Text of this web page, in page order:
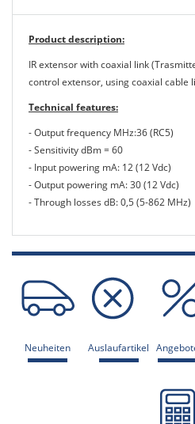
Product description:
IR extensor with coaxial link
control extensor, using coaxial cable
Technical features:
- Output frequency MHz:36 (RC5)
- Sensitivity dBm = 60
- Input powering mA: 12 (12 Vdc)
- Output powering mA: 30 (12 Vdc)
- Through losses dB: 0,5 (5-862 MHz)
Neuheiten Auslaufartikel